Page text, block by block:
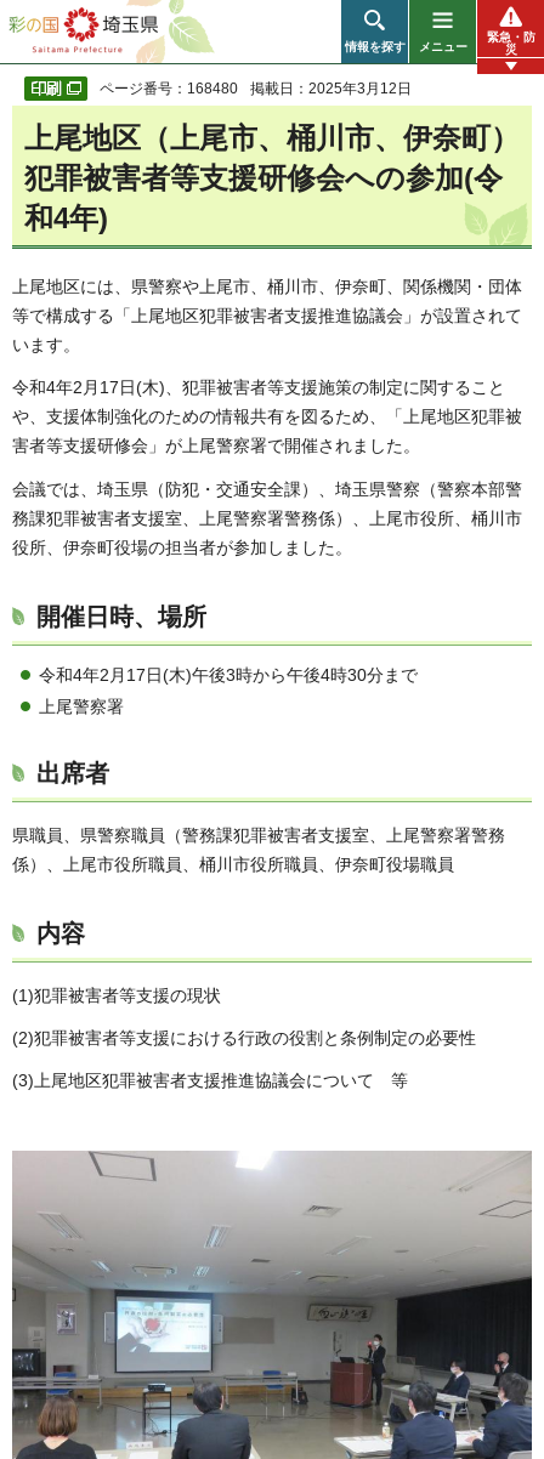
彩の国 埼玉県
情報を探す メニュー
緊急・防
災
ページ番号：168480 掲載日：2025年3月12日
上尾地区（上尾市、桶川市、伊奈町）
犯罪被害者等支援研修会への参加(令
和4年)
上尾地区には、県警察や上尾市、桶川市、伊奈町、関係機関・団体
等で構成する「上尾地区犯罪被害者支援推進協議会」が設置されて
います。
令和4年2月17日(木)、犯罪被害者等支援施策の制定に関すること
や、支援体制強化のための情報共有を図るため、「上尾地区犯罪被
害者等支援研修会」が上尾警察署で開催されました。
会議では、埼玉県（防犯・交通安全課）、埼玉県警察（警察本部警
務課犯罪被害者支援室、上尾警察署警務係）、上尾市役所、桶川市
役所、伊奈町役場の担当者が参加しました。
開催日時、場所
令和4年2月17日(木)午後3時から午後4時30分まで
上尾警察署
出席者
県職員、県警察職員（警務課犯罪被害者支援室、上尾警察署警務
係）、上尾市役所職員、桶川市役所職員、伊奈町役場職員
内容
(1)犯罪被害者等支援の現状
(2)犯罪被害者等支援における行政の役割と条例制定の必要性
(3)上尾地区犯罪被害者支援推進協議会について 等